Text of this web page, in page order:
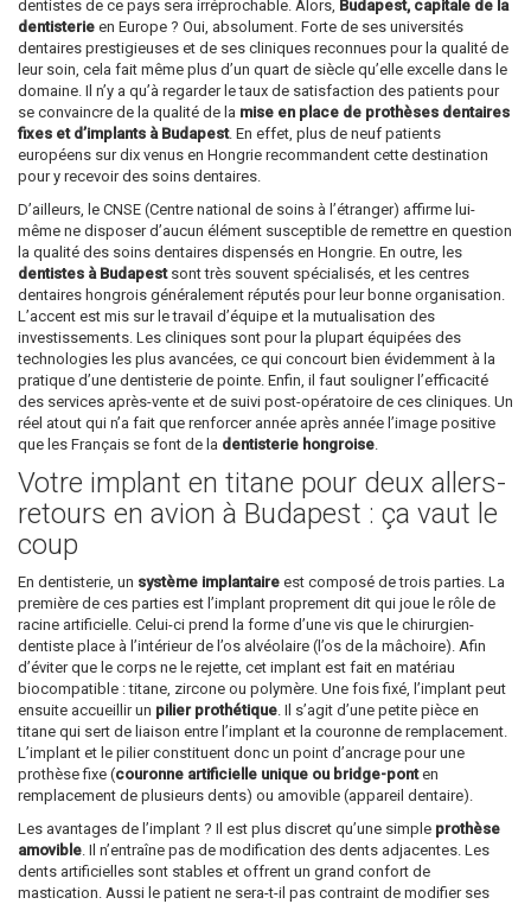
dentistes de ce pays sera irréprochable. Alors, Budapest, capitale de la
dentisterie en Europe ? Oui, absolument. Forte de ses universités
dentaires prestigieuses et de ses cliniques reconnues pour la qualité de
leur soin, cela fait même plus d’un quart de siècle qu’elle excelle dans le
domaine. Il n’y a qu’à regarder le taux de satisfaction des patients pour
se convaincre de la qualité de la mise en place de prothèses dentaires
fixes et d’implants à Budapest. En effet, plus de neuf patients
européens sur dix venus en Hongrie recommandent cette destination
pour y recevoir des soins dentaires.
D’ailleurs, le CNSE (Centre national de soins à l’étranger) affirme lui-
même ne disposer d’aucun élément susceptible de remettre en question
la qualité des soins dentaires dispensés en Hongrie. En outre, les
dentistes à Budapestsont très souvent spécialisés, et les centres
dentaires hongrois généralement réputés pour leur bonne organisation.
L’accent est mis sur le travail d’équipe et la mutualisation des
investissements. Les cliniques sont pour la plupart équipées des
technologies les plus avancées, ce qui concourt bien évidemment à la
pratique d’une dentisterie de pointe. Enfin, il faut souligner l’efficacité
des services après-vente et de suivi post-opératoire de ces cliniques. Un
réel atout qui n’a fait que renforcer année après année l’image positive
que les Français se font de la dentisterie hongroise.
Votre implant en titane pour deux allers-
retours en avion à Budapest : ça vaut le
coup
En dentisterie, un système implantaire est composé de trois parties. La
première de ces parties est l’implant proprement dit qui joue le rôle de
racine artificielle. Celui-ci prend la forme d’une vis que le chirurgien-
dentiste place à l’intérieur de l’os alvéolaire (l’os de la mâchoire). Afin
d’éviter que le corps ne le rejette, cet implant est fait en matériau
biocompatible : titane, zircone ou polymère. Une fois fixé, l’implant peut
ensuite accueillir un pilier prothétique. Il s’agit d’une petite pièce en
titane qui sert de liaison entre l’implant et la couronne de remplacement.
L’implant et le pilier constituent donc un point d’ancrage pour une
prothèse fixe (couronne artificielle unique ou bridge-ponten
remplacement de plusieurs dents) ou amovible (appareil dentaire).
Les avantages de l’implant ? Il est plus discret qu’une simple prothèse
amovible. Il n’entraîne pas de modification des dents adjacentes. Les
dents artificielles sont stables et offrent un grand confort de
mastication. Aussi le patient ne sera-t-il pas contraint de modifier ses